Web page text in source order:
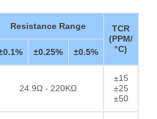
Resistance Range
TCR
(PPM/
°C)
±0.25% ±0.5%
24.9Ω - 220KΩ
±15
±25
±50